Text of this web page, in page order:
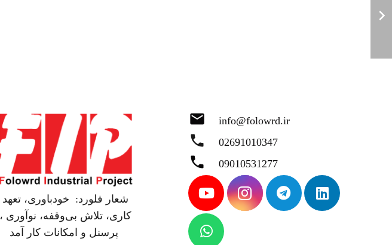
شعار فلورد: خودباوری، تعهد
کاری، تلاش بی‌وقفه، نوآوری ،
mail info@folowrd.ir
phone 02691010347
phone 09010531277